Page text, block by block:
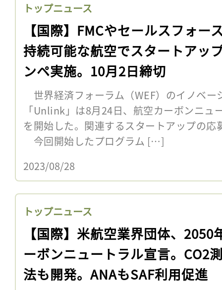
トップニュース
【国際】FMCやセールスフォー
持続可能な航空でスタートアッ
ンペ実施。10月2日締切
世界経済フォーラム（WEF）のイノベー
「Unlink」は8月24日、航空カーボンニュ
を開始した。関連するスタートアップの応
今回開始したプログラム […]
2023/08/28
トップニュース
【国際】米航空業界団体、2050
ーボンニュートラル宣言。CO2
法も開発。ANAもSAF利用促進